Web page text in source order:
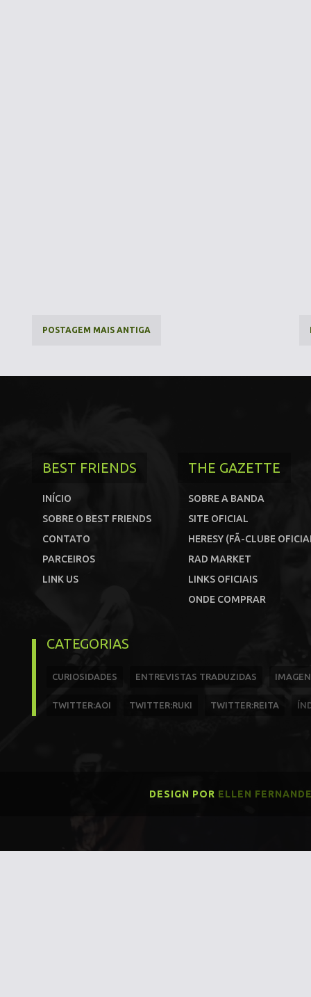
POSTAGEM MAIS ANTIGA
BEST FRIENDS
INÍCIO
SOBRE O BEST FRIENDS
CONTATO
PARCEIROS
LINK US
THE GAZETTE
SOBRE A BANDA
SITE OFICIAL
HERESY (FÃ-CLUBE
RAD MARKET
LINKS OFICIAIS
ONDE COMPRAR
CATEGORIAS
CURIOSIDADES ENTREVISTAS TRADUZIDAS
TWITTER:AOI TWITTER:RUKI TWITTER:REITA
DESIGN POR ELLEN